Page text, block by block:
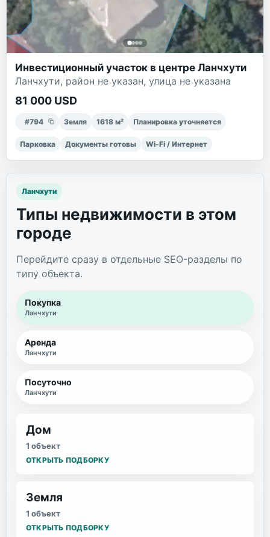
Инвестиционный участок в центре Ланчхути
Ланчхути, район не указан, улица не указана
81 000 USD
#794 Земля 1618 м² Планировка уточняется
Парковка Документы готовы Wi-Fi / Интернет
Ланчхути
Типы недвижимости в этом
городе
Перейдите сразу в отдельные SEO-разделы по
типу объекта.
Покупка
Ланчхути
Аренда
Ланчхути
Посуточно
Ланчхути
Дом
1 объект
ОТКРЫТЬ ПОДБОРКУ
Земля
1 объект
ОТКРЫТЬ ПОДБОРКУ